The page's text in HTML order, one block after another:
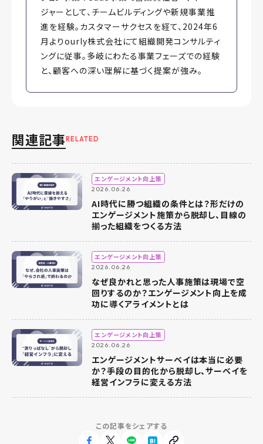
この記事をシェアする
ジャーとして、チームビルディングや新規事業推
進を経験。カスタマーサクセスを経て、2024年6
月よりourly株式会社にて組織開発コンサルティ
ングに従事。多岐にわたる事業フェーズでの経験
と、顧客への深い理解に基づく提案が強み。
関連記事 RELATED
エンゲージメント向上策
2026.06.26
AI時代に勝つ組織の条件とは？形だけの
エンゲージメント施策から脱却し、目線の
揃った組織をつくる方法
エンゲージメント向上策
2026.06.26
なぜ良かれと思った人事施策は現場で空
回りするのか？エンゲージメント向上を成
功に導くアライメントとは
エンゲージメント向上策
2026.06.26
エンゲージメントサーベイは本当に必要
か？手段の目的化から脱却し、サーベイを
経営インフラに変える方法